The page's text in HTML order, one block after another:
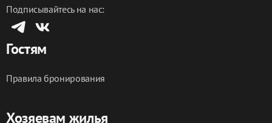
Подписывайтесь на нас:
Гостям
Правила бронирования
Хозяевам жилья